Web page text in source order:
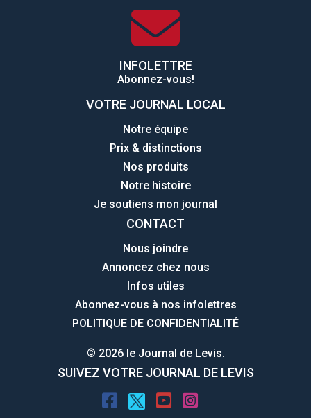
INFOLETTRE
Abonnez-vous!
VOTRE JOURNAL LOCAL
Notre équipe
Prix & distinctions
Nos produits
Notre histoire
Je soutiens mon journal
CONTACT
Nous joindre
Annoncez chez nous
Infos utiles
Abonnez-vous à nos infolettres
POLITIQUE DE CONFIDENTIALITÉ
© 2026 le Journal de Levis.
SUIVEZ VOTRE JOURNAL DE LEVIS